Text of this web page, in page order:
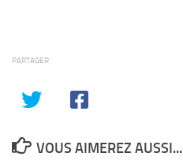
PARTAGER
VOUS AIMEREZ AUSSI...